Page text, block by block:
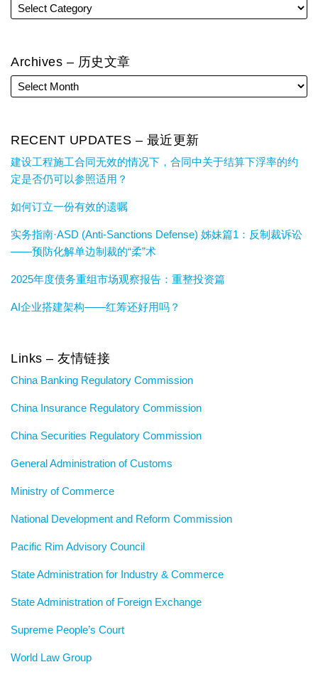
Archives – 历史文章
RECENT UPDATES – 最近更新
建设工程施工合同无效的情况下，合同中关于结算下浮率的约
定是否仍可以参照适用？
如何订立一份有效的遗嘱
实务指南·ASD (Anti-Sanctions Defense) 姊妹篇1：反制裁诉讼
——预防化解单边制裁的“柔”术
2025年度债务重组市场观察报告：重整投资篇
AI企业搭建架构——红筹还好用吗？
Links – 友情链接
China Banking Regulatory Commission
China Insurance Regulatory Commission
China Securities Regulatory Commission
General Administration of Customs
Ministry of Commerce
National Development and Reform Commission
Pacific Rim Advisory Council
State Administration for Industry & Commerce
State Administration of Foreign Exchange
Supreme People’s Court
World Law Group